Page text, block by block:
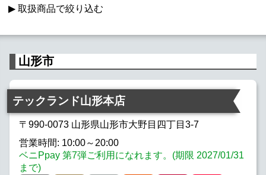
取扱商品で絞り込む
Apple Watch
Softbank iPhone au iPhone
docomo iPhone Y!mobile iPhone
UQmobile iPhone Rakuten iPhone
山形市
テックランド山形本店
〒990-0073 山形県山形市大野目四丁目3-7
営業時間: 10:00～20:00
ベニPpay 第7弾ご利用になれます。(期限 2027/01/31
まで)